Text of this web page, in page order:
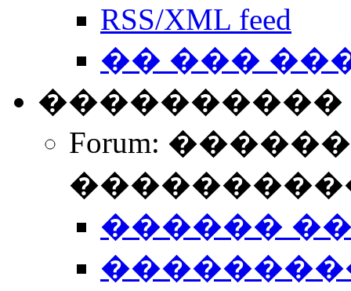
RSS/XML feed
�� ���
����������
Forum:
������